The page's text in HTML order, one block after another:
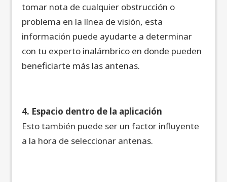
tomar nota de cualquier obstrucción o
problema en la línea de visión, esta
información puede ayudarte a determinar
con tu experto inalámbrico en donde pueden
beneficiarte más las antenas.
4. Espacio dentro de la aplicación
Esto también puede ser un factor influyente
a la hora de seleccionar antenas.